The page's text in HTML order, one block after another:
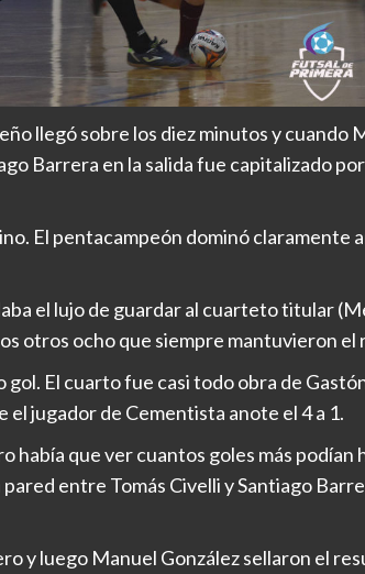
llegó sobre los diez minutos y cuando
Barrera en la salida fue capitalizado
El pentacampeón dominó claramente
el lujo de guardar al cuarteto titular
otros ocho que siempre mantuvieron el
El cuarto fue casi todo obra de
el jugador de Cementista anote el 4 a 1.
había que ver cuantos goles más podían
entre Tomás Civelli y Santiago
y luego Manuel González sellaron el